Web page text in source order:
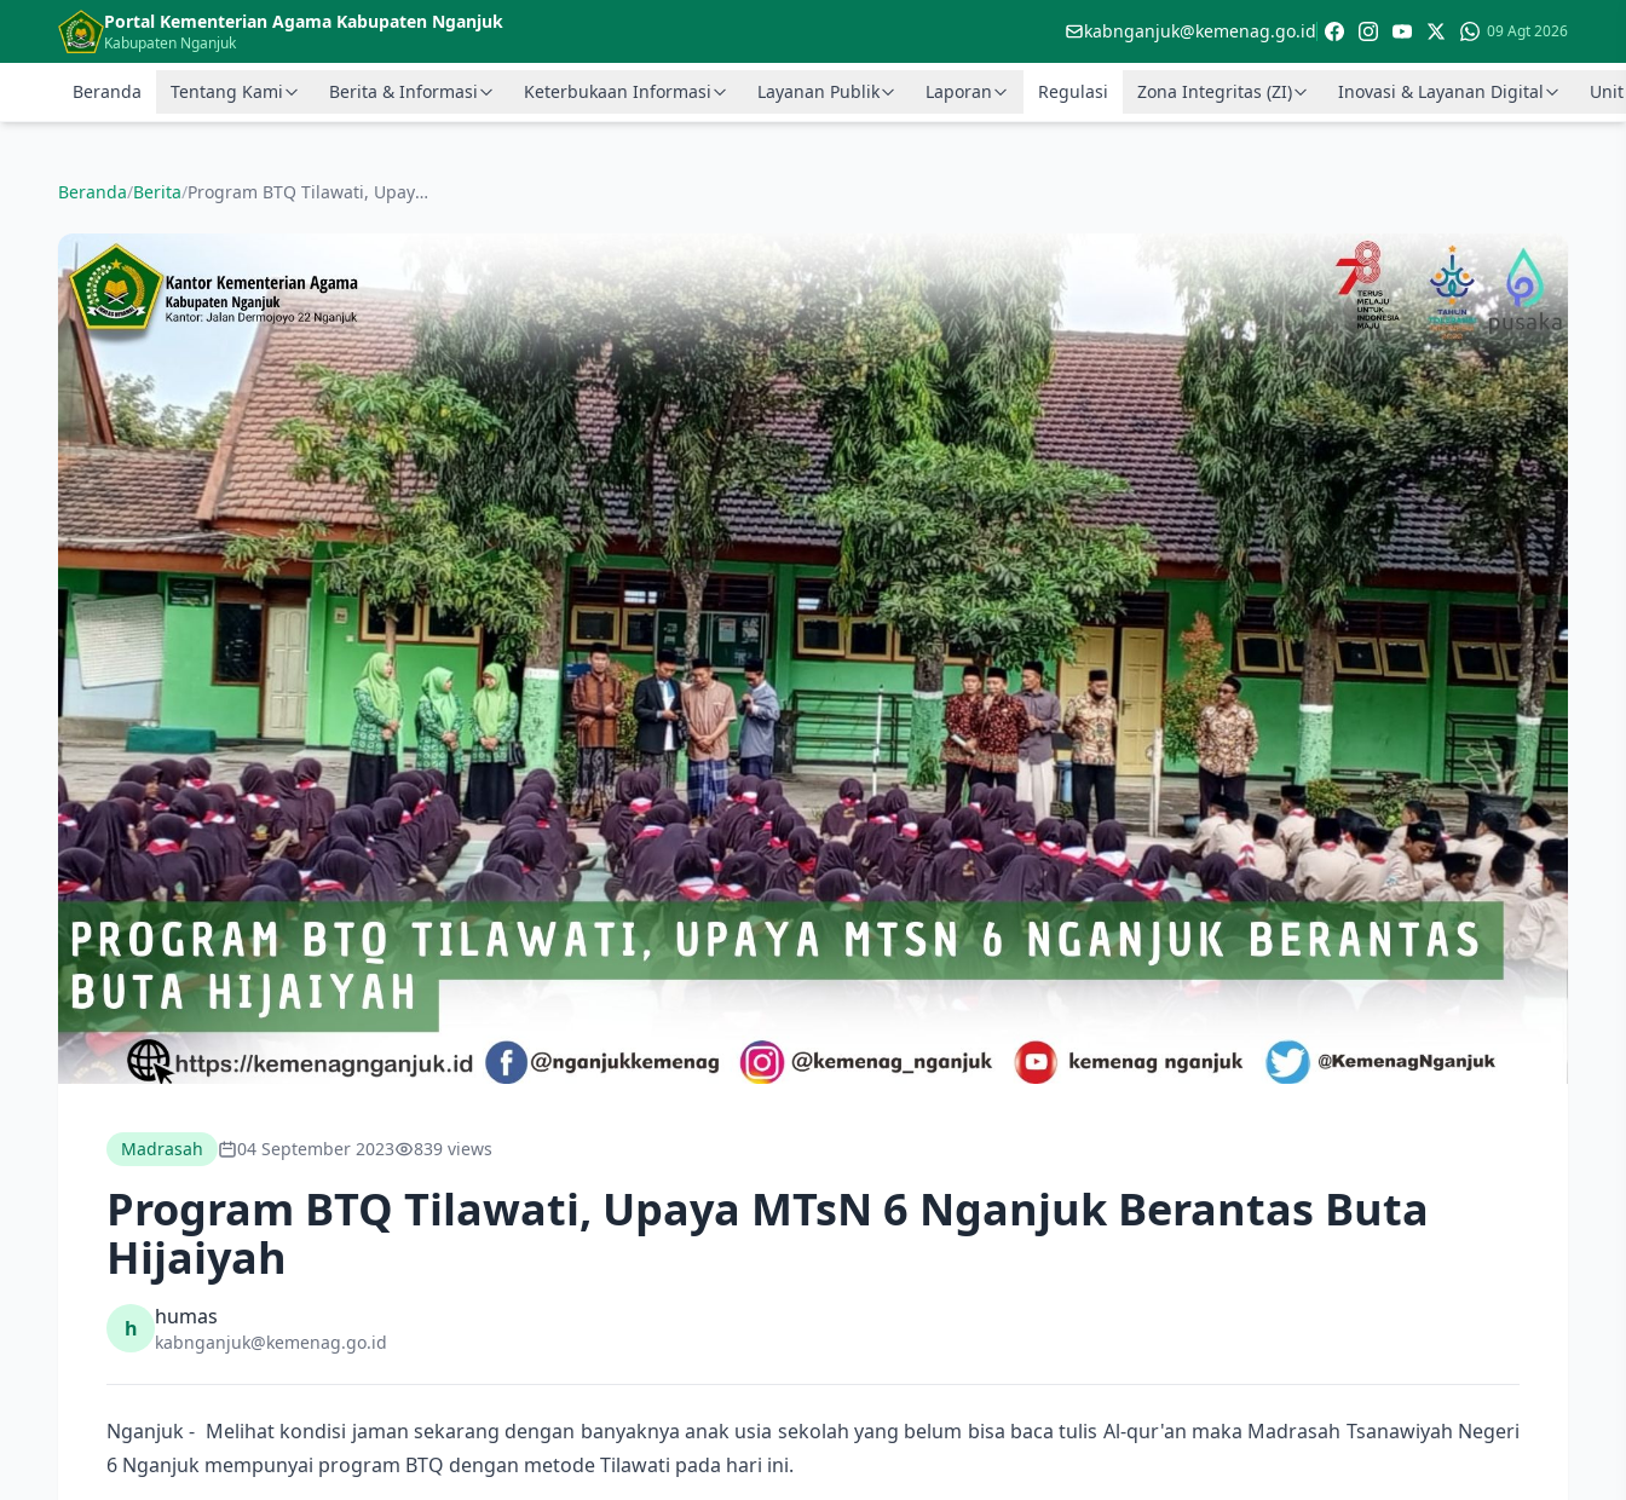
Langsung ke konten utama
Portal Kementerian Agama Kabupaten Nganjuk
Kabupaten Nganjuk
kabnganjuk@kemenag.go.id 09 Agt 2026
Beranda Tentang Kami Berita & Informasi Keterbukaan Informasi Layanan Publik Laporan Regulasi Zona Integritas (ZI) Inovasi & Layanan Digital
Beranda/Berita/ Program BTQ Tilawati, Upaya MTsN 6 Nganjuk Berantas Buta Hijaiyah
Madrasah 04 September 2023 839 views
Program BTQ Tilawati, Upaya MTsN 6 Nganjuk Berantas Buta
Hijaiyah
h humas
kabnganjuk@kemenag.go.id
Nganjuk - Melihat kondisi jaman sekarang dengan banyaknya anak usia sekolah yang belum bisa baca tulis Al-qur'an maka Madrasah Tsanawiyah Negeri
6 Nganjuk mempunyai program BTQ dengan metode Tilawati pada hari ini.